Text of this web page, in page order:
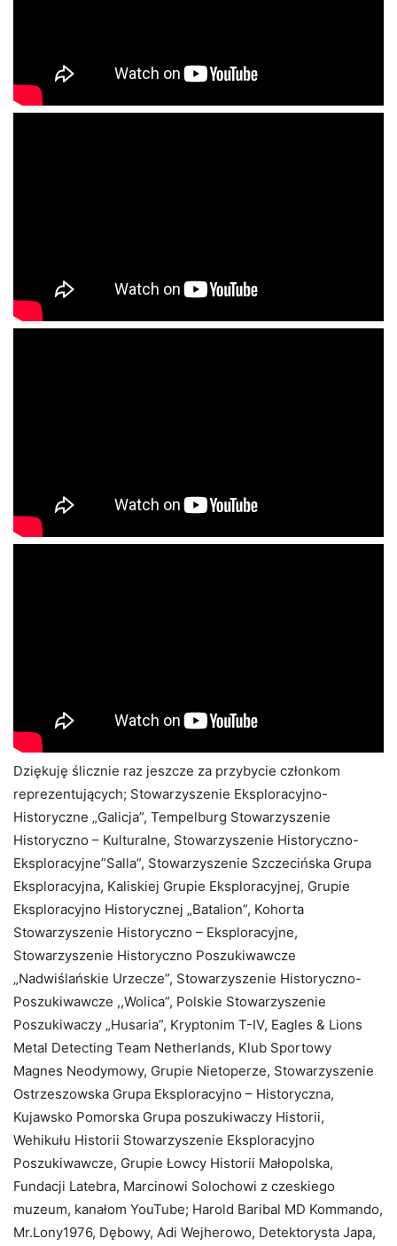
Dziękuję ślicznie raz jeszcze za przybycie członkom
reprezentujących; Stowarzyszenie Eksploracyjno-
Historyczne „Galicja”, Tempelburg Stowarzyszenie
Historyczno – Kulturalne, Stowarzyszenie Historyczno-
Eksploracyjne”Salla”, Stowarzyszenie Szczecińska Grupa
Eksploracyjna, Kaliskiej Grupie Eksploracyjnej, Grupie
Eksploracyjno Historycznej „Batalion”, Kohorta
Stowarzyszenie Historyczno – Eksploracyjne,
Stowarzyszenie Historyczno Poszukiwawcze
„Nadwiślańskie Urzecze”, Stowarzyszenie Historyczno-
Poszukiwawcze ,,Wolica”, Polskie Stowarzyszenie
Poszukiwaczy „Husaria”, Kryptonim T-IV, Eagles & Lions
Metal Detecting Team Netherlands, Klub Sportowy
Magnes Neodymowy, Grupie Nietoperze, Stowarzyszenie
Ostrzeszowska Grupa Eksploracyjno – Historyczna,
Kujawsko Pomorska Grupa poszukiwaczy Historii,
Wehikułu Historii Stowarzyszenie Eksploracyjno
Poszukiwawcze, Grupie Łowcy Historii Małopolska,
Fundacji Latebra, Marcinowi Solochowi z czeskiego
muzeum, kanałom YouTube; Harold Baribal MD Kommando,
Mr.Lony1976, Dębowy, Adi Wejherowo, Detektorysta Japa,